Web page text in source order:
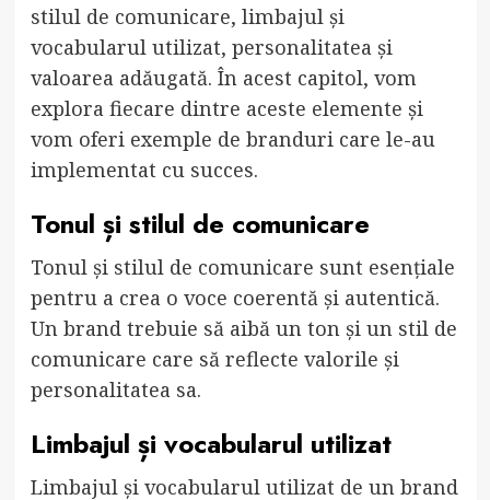
stilul de comunicare, limbajul și
vocabularul utilizat, personalitatea și
valoarea adăugată. În acest capitol, vom
explora fiecare dintre aceste elemente și
vom oferi exemple de branduri care le-au
implementat cu succes.
Tonul și stilul de comunicare
Tonul și stilul de comunicare sunt esențiale
pentru a crea o voce coerentă și autentică.
Un brand trebuie să aibă un ton și un stil de
comunicare care să reflecte valorile și
personalitatea sa.
Limbajul și vocabularul utilizat
Limbajul și vocabularul utilizat de un brand